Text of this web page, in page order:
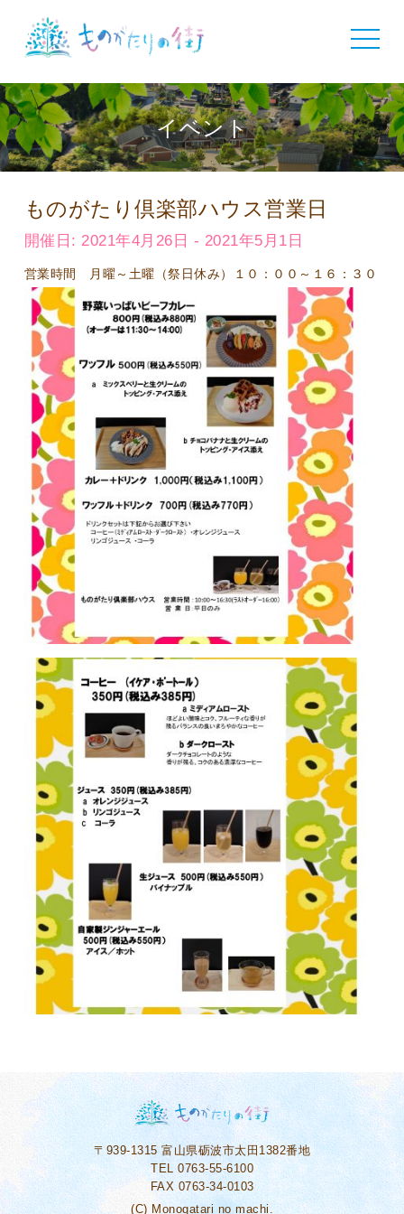
toggle
イベント
ものがたり倶楽部ハウス営業日
開催日: 2021年4月26日 - 2021年5月1日
営業時間 月曜～土曜（祭日休み）１０：００～１６：３０
〒939-1315富山県砺波市太田1382番地
TEL 0763-55-6100
FAX 0763-34-0103
(C) Monogatari no machi.